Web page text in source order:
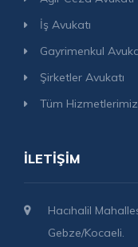
İş Avukatı
Gayrimenkul
Şirketler Avukatı
Tüm Hizmetlerimiz
İLETIŞIM
Hacıhalil
Gebze/Kocaeli.